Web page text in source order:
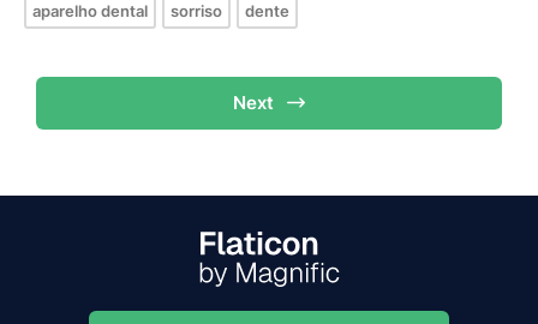
aparelho dental sorriso dente
Next